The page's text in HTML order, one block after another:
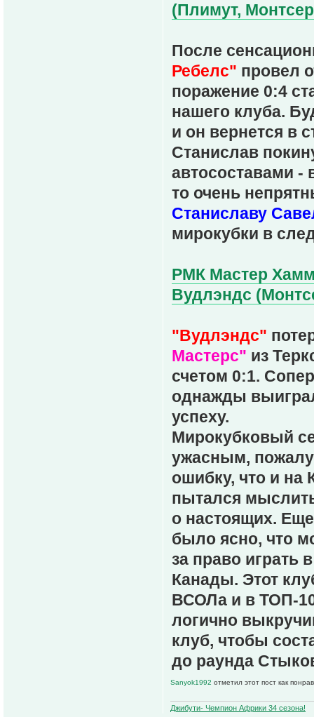
(Плимут,
После
Ребелс" провел
поражение 0:4
нашего клуба.
и он вернется в
Станислав
автосоставами -
то очень
Станиславу
мирокубки в
РМК Мастер
Вудлэндс
"Вудлэндс"
Мастерс" из
счетом 0:1.
однажды
успеху.
Мирокубковый
ужасным,
ошибку, что и на
пытался
о настоящих.
было ясно, что
за право играть
Канады. Этот
ВСОЛа и в ТОП-
логично
клуб, чтобы
до раунда
Sanyok1992 отметил этот пост как
Джибути- Чемпион Африки 34 сезона!